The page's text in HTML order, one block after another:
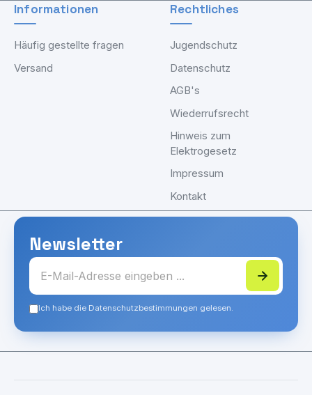
Informationen
Häufig gestellte fragen
Versand
Rechtliches
Jugendschutz
Datenschutz
AGB's
Wiederrufsrecht
Hinweis zum
Elektrogesetz
Impressum
Kontakt
Newsletter
Ich habe die Datenschutzbestimmungen gelesen.